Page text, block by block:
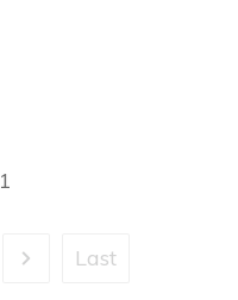
1
Last